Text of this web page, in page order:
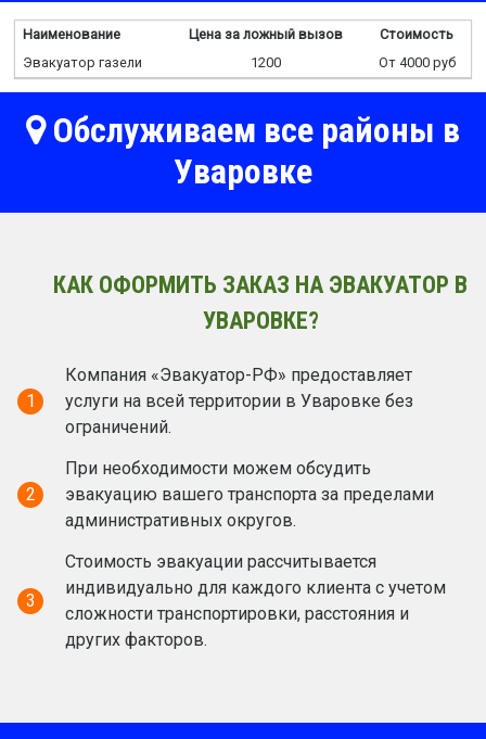
Наименование Цена за ложный вызов
Стоимость
Эвакуатор газели
1200 От 4000 руб
Обслуживаем все районы в
Уваровке
КАК ОФОРМИТЬ ЗАКАЗ НА ЭВАКУАТОР В
УВАРОВКЕ?
1
Компания «Эвакуатор-РФ» предоставляет
услуги на всей территории в Уваровке без
ограничений.
2
При необходимости можем обсудить
эвакуацию вашего транспорта за пределами
административных округов.
3
Стоимость эвакуации рассчитывается
индивидуально для каждого клиента с учетом
сложности транспортировки, расстояния и
других факторов.